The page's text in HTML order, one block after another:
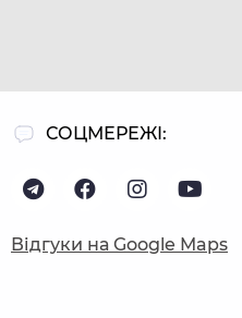
СОЦМЕРЕЖІ:
Відгуки на Google Maps